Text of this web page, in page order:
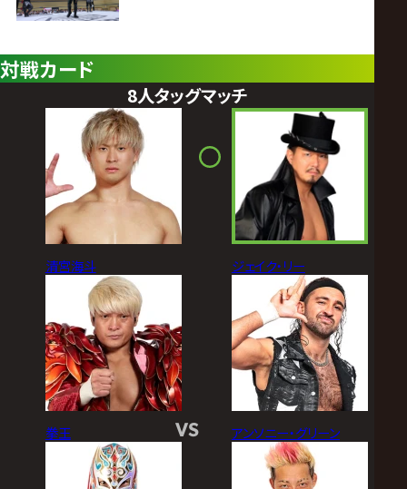
対戦カード
8人タッグマッチ
清宮海斗
拳王 VS
ジェイク・リー
アンソニー・グリーン